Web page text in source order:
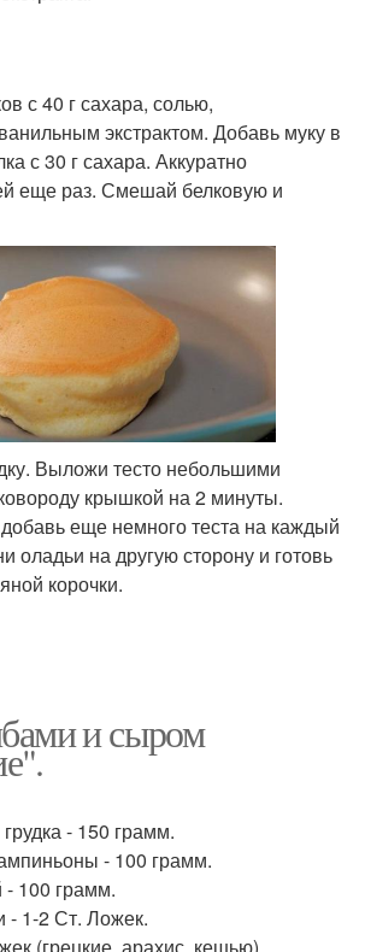
с 40 г сахара, солью,
экстрактом. Добавь муку в
с 30 г сахара. Аккуратно
еще раз. Смешай белковую и
Выложи тесто небольшими
крышкой на 2 минуты.
еще немного теста на каждый
оладьи на другую сторону и готовь
корочки.
и сыром
- 150 грамм.
- 100 грамм.
100 грамм.
- 1-2 Ст. Ложек.